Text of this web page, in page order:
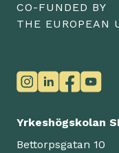
CO-FUNDED BY
THE EUROPEAN
Yrkeshögskolan
Bettorpsgatan 10